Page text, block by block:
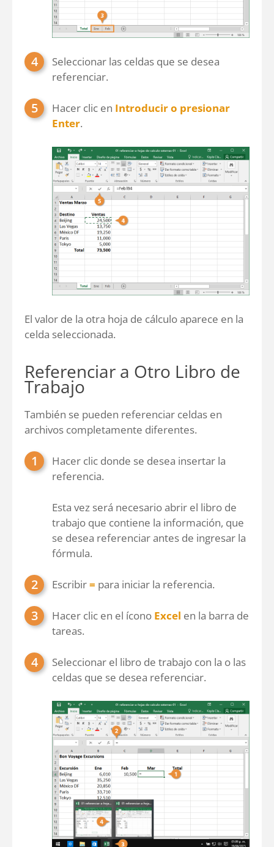
Seleccionar las celdas que se desea
referenciar.
Hacer clic en Introducir o presionar
Enter.
El valor de la otra hoja de cálculo aparece en la
celda seleccionada.
Referenciar a Otro Libro de
Trabajo
También se pueden referenciar celdas en
archivos completamente diferentes.
Hacer clic donde se desea insertar la
referencia.
Esta vez será necesario abrir el libro de
trabajo que contiene la información, que
se desea referenciar antes de ingresar la
fórmula.
Escribir= para iniciar la referencia.
Hacer clic en el ícono Excel en la barra de
tareas.
Seleccionar el libro de trabajo con la o las
celdas que se desea referenciar.